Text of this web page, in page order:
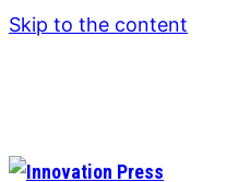
Skip to the content